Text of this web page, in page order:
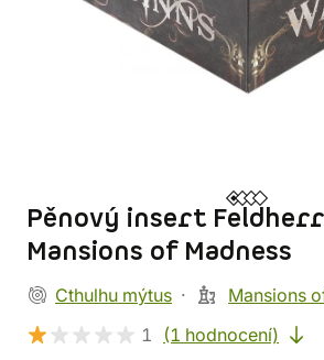
Pěnový insert
Mansions of Madness
Cthulhu mýtus
Mansions
1
(1 hodnocení)